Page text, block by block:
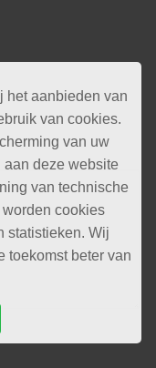
het aanbieden van
van cookies.
van uw
aan deze website
van technische
cookies
statistieken. Wij
toekomst beter van